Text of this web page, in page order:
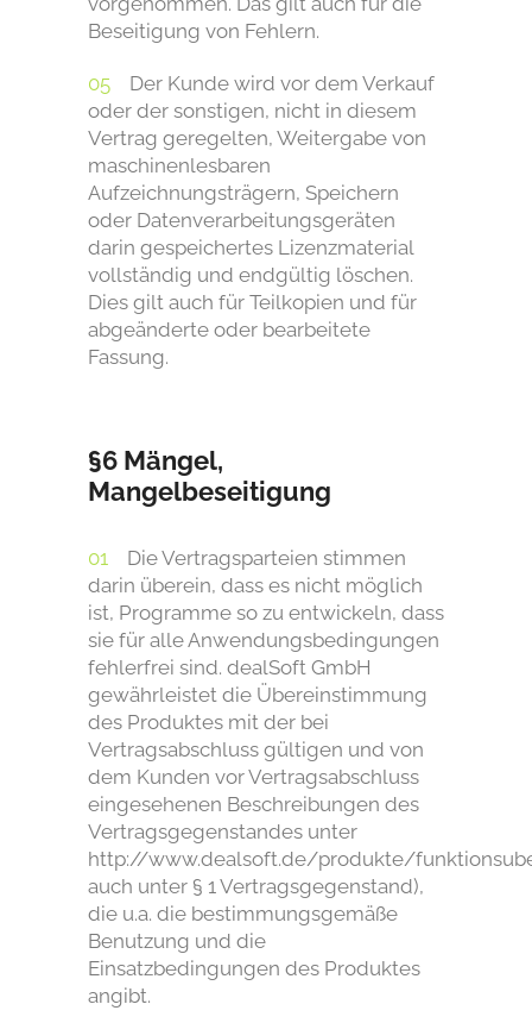
Beseitigung von Fehlern.
Der Kunde wird vor dem Verkauf
oder der sonstigen, nicht in diesem
Vertrag geregelten, Weitergabe von
maschinenlesbaren
Aufzeichnungsträgern, Speichern
oder Datenverarbeitungsgeräten
darin gespeichertes Lizenzmaterial
vollständig und endgültig löschen.
Dies gilt auch für Teilkopien und für
abgeänderte oder bearbeitete
Fassung.
§6 Mängel,
Mangelbeseitigung
Die Vertragsparteien stimmen
darin überein, dass es nicht möglich
ist, Programme so zu entwickeln, dass
sie für alle Anwendungsbedingungen
fehlerfrei sind. dealSoft GmbH
gewährleistet die Übereinstimmung
des Produktes mit der bei
Vertragsabschluss gültigen und von
dem Kunden vor Vertragsabschluss
eingesehenen Beschreibungen des
Vertragsgegenstandes unter
http://www.dealsoft.de/produkte/
auch unter § 1 Vertragsgegenstand),
die u.a. die bestimmungsgemäße
Benutzung und die
Einsatzbedingungen des Produktes
angibt.